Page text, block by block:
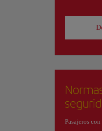
Pasajeros